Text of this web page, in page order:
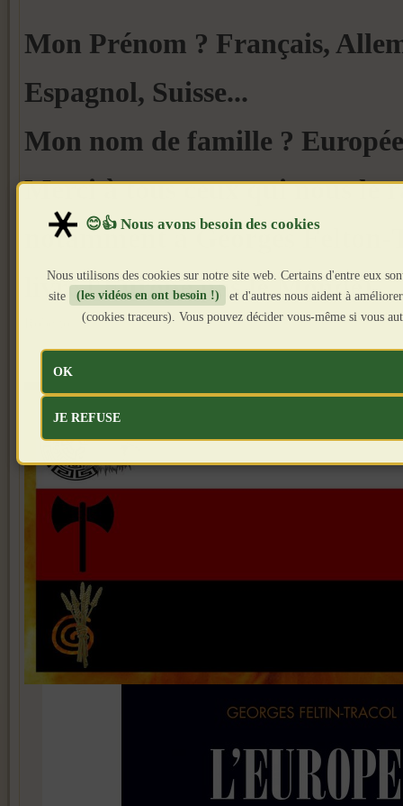
Mon Prénom ? Français,
Espagnol, Suisse...
Mon nom de famille ?
Merci à tous ceux qui nous le
notamment à Georges
livre l'Europe pas le Monde)
Nous utilisons des cookies sur notre site web. Certains d'entre eux
site
(les vidéos en ont besoin !)
et d'autres nous aident à
(cookies traceurs). Vous pouvez décider vous-même si vous
OK
JE REFUSE